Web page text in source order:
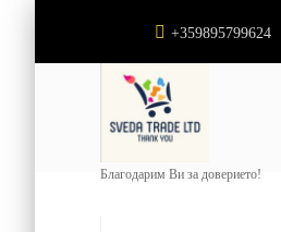
+359895799624
Благодарим Ви за доверието!